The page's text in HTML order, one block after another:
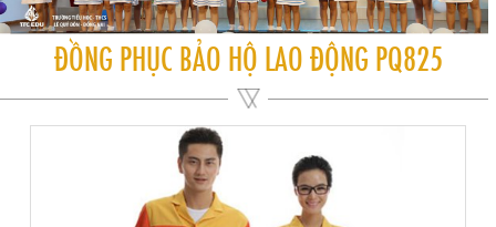
ĐỒNG PHỤC BẢO HỘ LAO ĐỘNG PQ825